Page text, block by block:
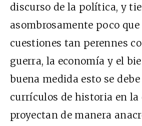
discurso de la política, y
asombrosamente poco
cuestiones tan perennes
guerra, la economía y el
buena medida esto se debe
currículos de historia en la
proyectan de manera